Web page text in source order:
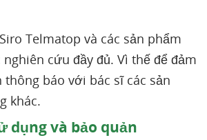
Telmatop và các sản phẩm
cứu đầy đủ. Vì thế để đảm
thông báo với bác sĩ các sản
khác.
dụng và bảo quản